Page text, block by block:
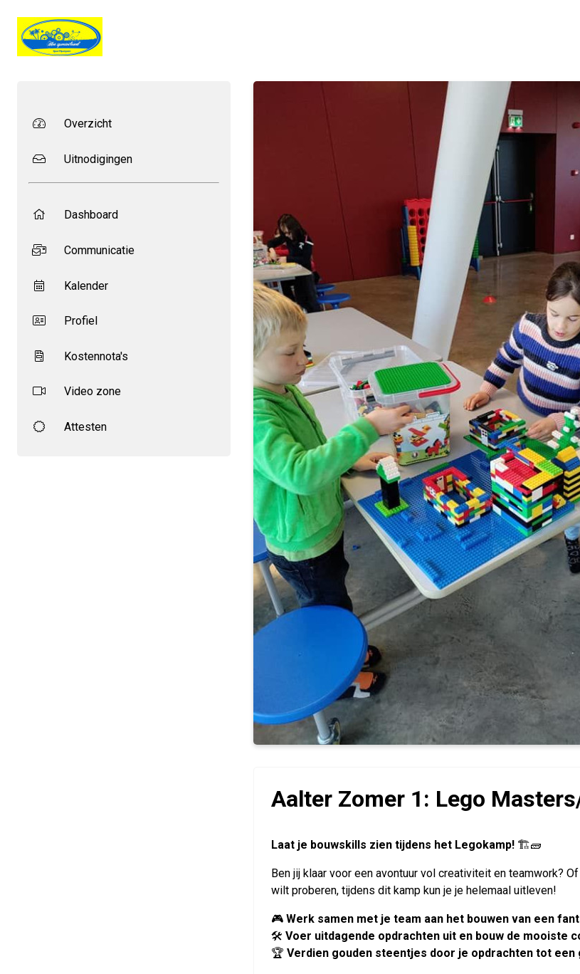
Overzicht
Uitnodigingen
Dashboard
Communicatie
Kalender
Profiel
Kostennota's
Video zone
Attesten
Aalter Zomer 1: Lego
Laat je bouwskills zien tijdens het Legokamp! 🏗️🧱
Ben jij klaar voor een avontuur vol creativiteit en teamwork?
wilt proberen, tijdens dit kamp kun je je helemaal uitleven!
🎮 Werk samen met je team aan het bouwen van een
🛠️ Voer uitdagende opdrachten uit en bouw de mooiste
🏆 Verdien gouden steentjes door je opdrachten tot een